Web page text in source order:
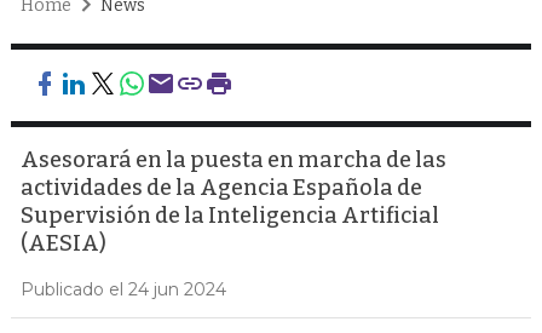
Home News
Asesorará en la puesta en marcha de las
actividades de la Agencia Española de
Supervisión de la Inteligencia Artificial
(AESIA)
Publicado el 24 jun 2024